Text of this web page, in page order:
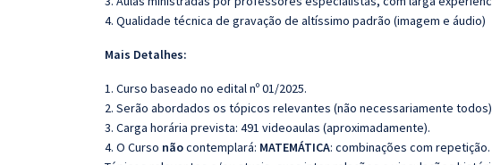
4. Qualidade técnica de gravação de altíssimo padrão (imagem e áudio)
Mais Detalhes:
1. Curso baseado no edital nº 01/2025.
2. Serão abordados os tópicos relevantes (não necessariamente
3. Carga horária prevista: 491 videoaulas (aproximadamente).
4. O Curso nãocontemplará: MATEMÁTICA: combinações com repetição.